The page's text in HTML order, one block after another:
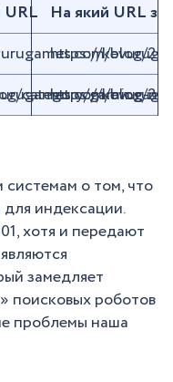
На який URL
blog/
https://
category/gaming-
blog/
https://
о том, что
индексации.
хотя и передают
замедляет
поисковых роботов
проблемы наша